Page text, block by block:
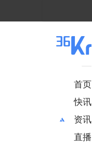
首页
快讯
资讯
推荐
直播